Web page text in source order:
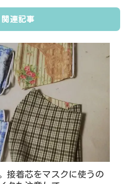
関連記事
接着芯をマスクに使うの